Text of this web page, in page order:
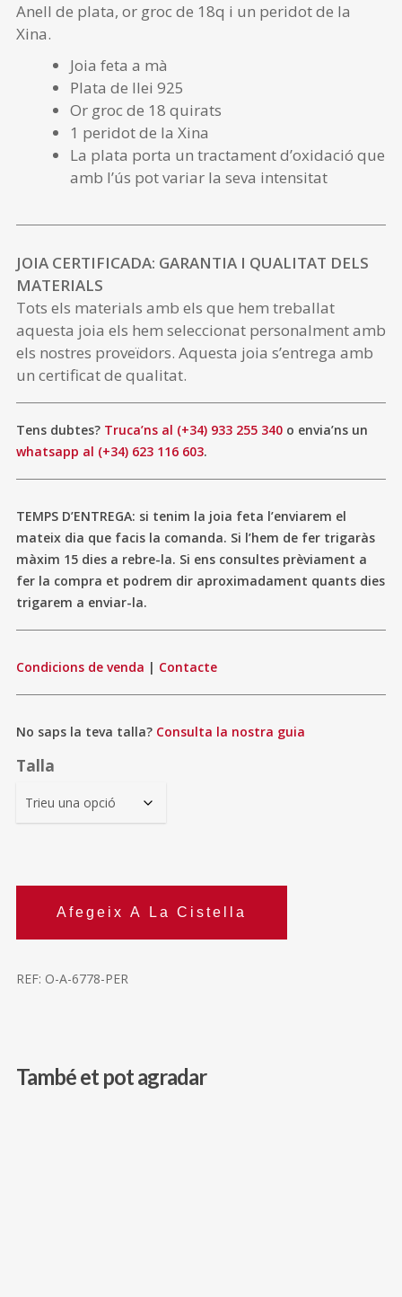
Anell de plata, or groc de 18q i un peridot de la
Xina.
Joia feta a mà
Plata de llei 925
Or groc de 18 quirats
1 peridot de la Xina
La plata porta un tractament d’oxidació que
amb l’ús pot variar la seva intensitat
JOIA CERTIFICADA: GARANTIA I QUALITAT DELS
MATERIALS
Tots els materials amb els que hem treballat
aquesta joia els hem seleccionat personalment amb
els nostres proveïdors. Aquesta joia s’entrega amb
un certificat de qualitat.
Tens dubtes? Truca’ns al (+34) 933 255 340 o envia’ns un
whatsapp al (+34) 623 116 603.
TEMPS D’ENTREGA: si tenim la joia feta l’enviarem el
mateix dia que facis la comanda. Si l’hem de fer trigaràs
màxim 15 dies a rebre-la. Si ens consultes prèviament a
fer la compra et podrem dir aproximadament quants dies
trigarem a enviar-la.
Condicions de venda | Contacte
No saps la teva talla? Consulta la nostra guia
Talla
Afegeix A La Cistella
REF: O-A-6778-PER
També et pot agradar